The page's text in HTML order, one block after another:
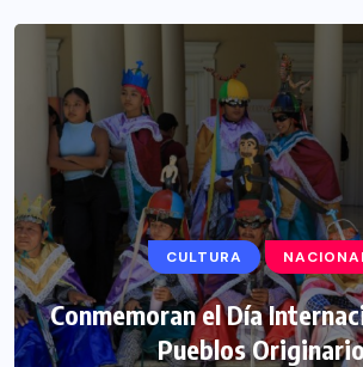
CULTURA
Conmemoran el Día
Pueblos